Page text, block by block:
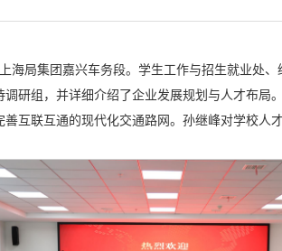
局集团嘉兴车务段。学生工作与招生就业处
研组，并详细介绍了企业发展规划与人才布局
互联互通的现代化交通路网。孙继峰对学校